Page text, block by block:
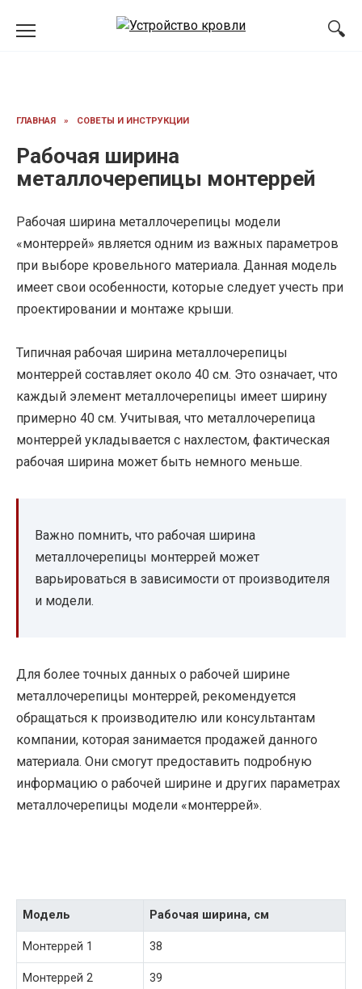
ГЛАВНАЯ » СОВЕТЫ И ИНСТРУКЦИИ
Рабочая ширина
металлочерепицы монтеррей
Рабочая ширина металлочерепицы модели
«монтеррей» является одним из важных параметров
при выборе кровельного материала. Данная модель
имеет свои особенности, которые следует учесть при
проектировании и монтаже крыши.
Типичная рабочая ширина металлочерепицы
монтеррей составляет около 40 см. Это означает, что
каждый элемент металлочерепицы имеет ширину
примерно 40 см. Учитывая, что металлочерепица
монтеррей укладывается с нахлестом, фактическая
рабочая ширина может быть немного меньше.
Важно помнить, что рабочая ширина
металлочерепицы монтеррей может
варьироваться в зависимости от производителя
и модели.
Для более точных данных о рабочей ширине
металлочерепицы монтеррей, рекомендуется
обращаться к производителю или консультантам
компании, которая занимается продажей данного
материала. Они смогут предоставить подробную
информацию о рабочей ширине и других параметрах
металлочерепицы модели «монтеррей».
Модель Рабочая ширина, см
Монтеррей 1 38
Монтеррей 2 39